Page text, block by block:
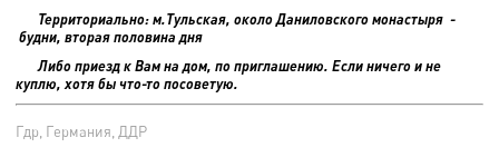
Территориально: м.Тульская, около Даниловского монастыря -
будни, вторая половина дня
Либо приезд к Вам на дом, по приглашению. Если ничего и не
куплю, хотя бы что-то посоветую.
Гдр, Германия, ДДР